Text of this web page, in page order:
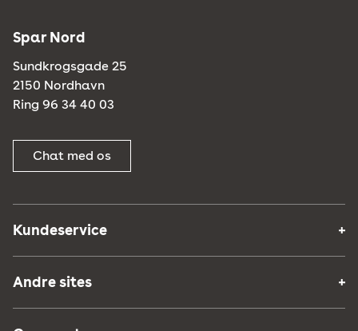
Spar Nord
Sundkrogsgade 25
2150 Nordhavn
Ring 96 34 40 03
Chat med os
Kundeservice
Andre sites